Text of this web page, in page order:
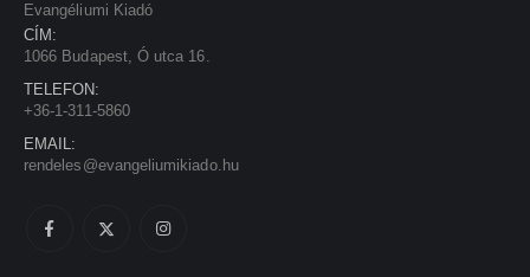
Evangéliumi Kiadó
CÍM:
1066 Budapest, Ó utca 16.
TELEFON:
+36-1-311-5860
EMAIL:
rendeles@evangeliumikiado.hu